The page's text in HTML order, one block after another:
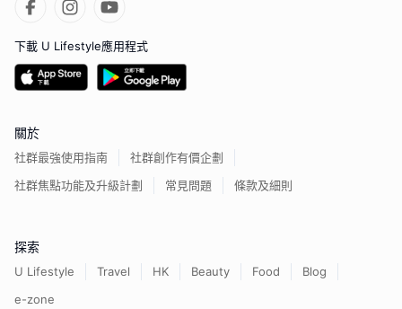
下載 U Lifestyle應用程式
關於
社群最強使用指南
社群創作有價企劃
社群焦點功能及升級計劃
常見問題 條款及細則
探索
U Lifestyle Travel HK Beauty Food
Blog
e-zone